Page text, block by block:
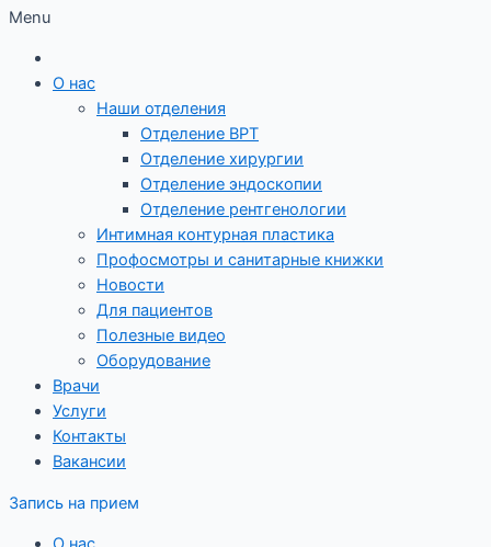
Menu
О нас
Наши отделения
Отделение ВРТ
Отделение хирургии
Отделение эндоскопии
Отделение рентгенологии
Интимная контурная пластика
Профосмотры и санитарные книжки
Новости
Для пациентов
Полезные видео
Оборудование
Врачи
Услуги
Контакты
Вакансии
Запись на прием